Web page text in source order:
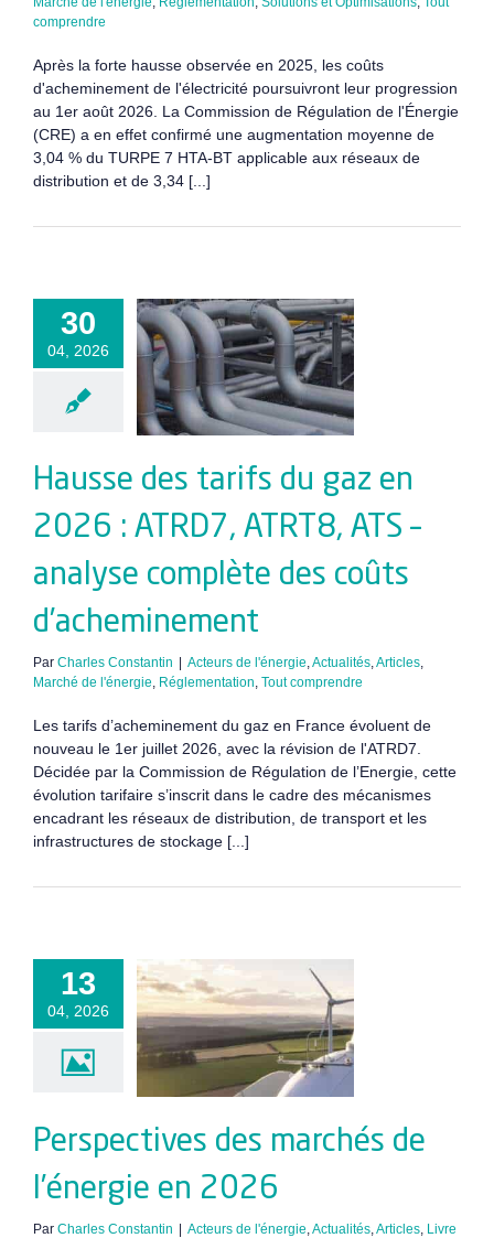
comprendre
Après la forte hausse observée en 2025, les coûts
d'acheminement de l'électricité poursuivront leur progression
au 1er août 2026. La Commission de Régulation de l'Énergie
(CRE) a en effet confirmé une augmentation moyenne de
3,04 % du TURPE 7 HTA-BT applicable aux réseaux de
distribution et de 3,34 [...]
30
04, 2026
en 2026 :
ATRT8,
– analyse
des
Hausse des tarifs du gaz en
2026 : ATRD7, ATRT8, ATS –
analyse complète des coûts
d’acheminement
Par Charles Constantin Acteurs de l'énergie,Actualités,Articles,
Marché de l'énergie, Réglementation, Tout comprendre
Les tarifs d’acheminement du gaz en France évoluent de
nouveau le 1er juillet 2026, avec la révision de l'ATRD7.
Décidée par la Commission de Régulation de l’Energie, cette
évolution tarifaire s’inscrit dans le cadre des mécanismes
encadrant les réseaux de distribution, de transport et les
infrastructures de stockage [...]
13
04, 2026
des
de
en 2026
Perspectives des marchés de
l’énergie en 2026
Par Charles Constantin | Acteurs de l'énergie Actualités Articles Livre